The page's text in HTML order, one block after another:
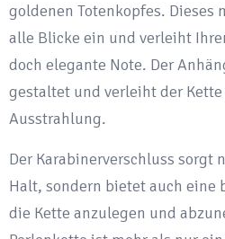
goldenen Totenkopfes. Dieses
alle Blicke ein und verleiht
doch elegante Note. Der
gestaltet und verleiht der
Ausstrahlung.
Der Karabinerverschluss sorgt
Halt, sondern bietet auch eine
die Kette anzulegen und